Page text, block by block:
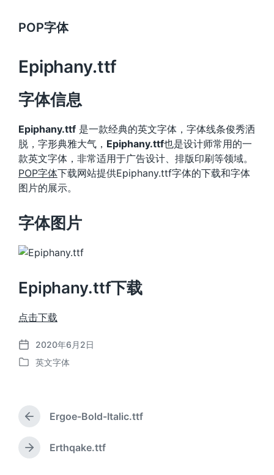
POP字体
Epiphany.ttf
字体信息
Epiphany.ttf 是一款经典的英文字体，字体线条俊秀洒
脱，字形典雅大气， Epiphany.ttf也是设计师常用的一
款英文字体，非常适用于广告设计、排版印刷等领域。
POP字体下载网站提供Epiphany.ttf字体的下载和字体
图片的展示。
字体图片
Epiphany.ttf下载
点击下载
发
布
2020年6月2日
发
英文字体
上
篇
文
章
Ergoe-Bold-Italic.ttf
下
Erthqake.ttf